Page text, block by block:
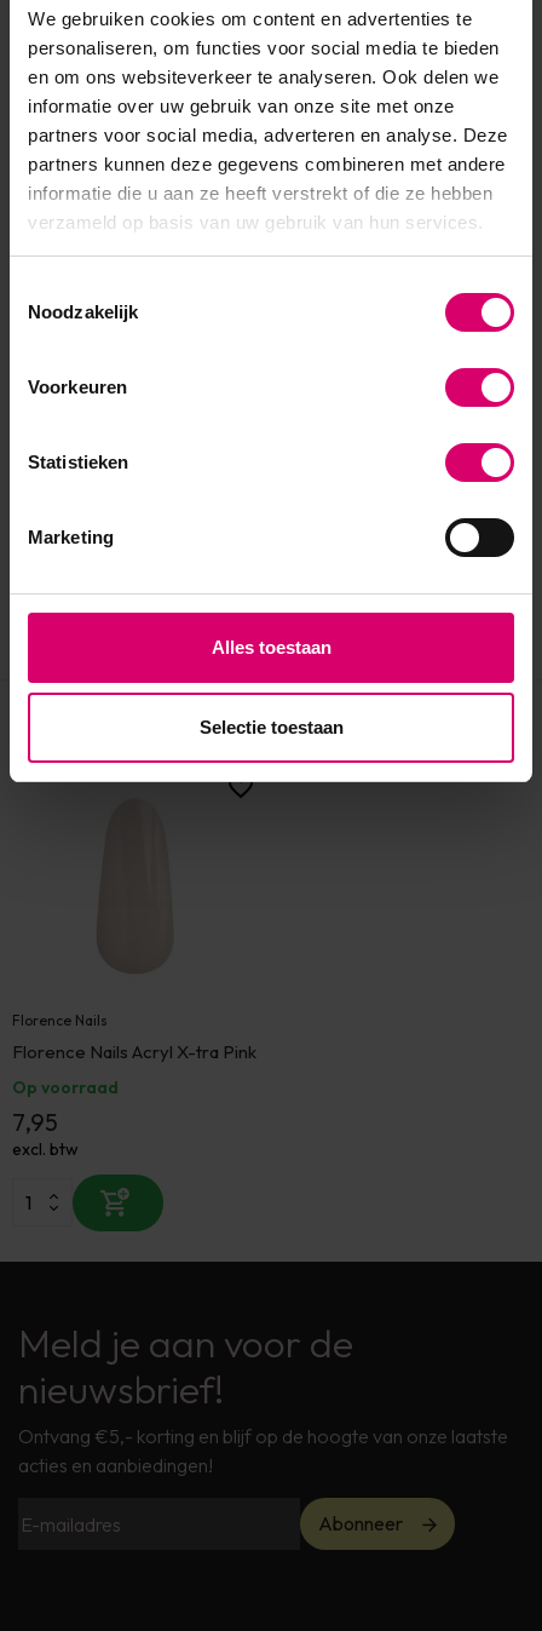
We gebruiken cookies om content en advertenties te
personaliseren, om functies voor social media te bieden
en om ons websiteverkeer te analyseren. Ook delen we
informatie over uw gebruik van onze site met onze
partners voor social media, adverteren en analyse. Deze
partners kunnen deze gegevens combineren met andere
informatie die u aan ze heeft verstrekt of die ze hebben
verzameld op basis van uw gebruik van hun services.
Noodzakelijk
Voorkeuren
Statistieken
Marketing
Alles toestaan
Selectie toestaan
Product specificaties
Artikelnummer 1561
SKU 1618
Florence Nails
Florence Nails Acryl X-tra Pink
Op voorraad
7,95
excl. btw
Meld je aan voor de
nieuwsbrief!
Ontvang €5,- korting en blijf op de hoogte van onze laatste
acties en aanbiedingen!
Abonneer